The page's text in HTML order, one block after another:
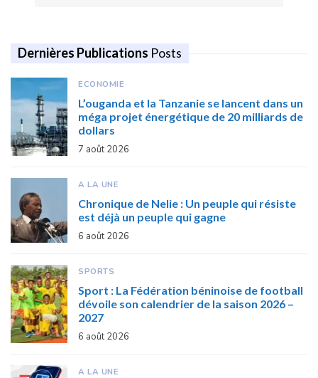
Dernières Publications Posts
ECONOMIE
L’ouganda et la Tanzanie se lancent dans un
méga projet énergétique de 20 milliards de
dollars
7 août 2026
A LA UNE
Chronique de Nelie : Un peuple qui résiste
est déjà un peuple qui gagne
6 août 2026
SPORTS
Sport : La Fédération béninoise de football
dévoile son calendrier de la saison 2026 –
2027
6 août 2026
A LA UNE